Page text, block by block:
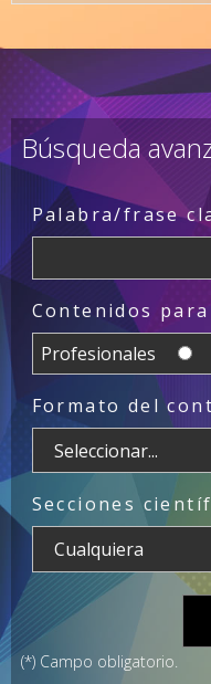
Búsqueda
Palabra/frase
Contenidos
Profesionales
Formato del
Secciones
(*) Campo obligatorio.